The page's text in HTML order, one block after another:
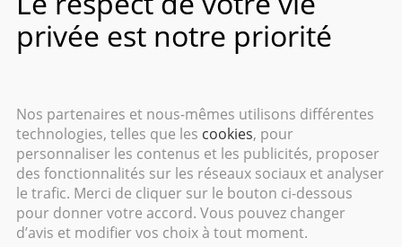
75008, Paris
Heures d’ouverture
Copyright 2016 - Cyril GANTIN - Tous droits réservés.
Mentions Légales |Respect de la vie privée|Contact
privée est notre priorité
Nos partenaires et nous-mêmes utilisons différentes
technologies, telles que les cookies, pour
personnaliser les contenus et les publicités, proposer
des fonctionnalités sur les réseaux sociaux et analyser
le trafic. Merci de cliquer sur le bouton ci-dessous
pour donner votre accord. Vous pouvez changer
d’avis et modifier vos choix à tout moment.